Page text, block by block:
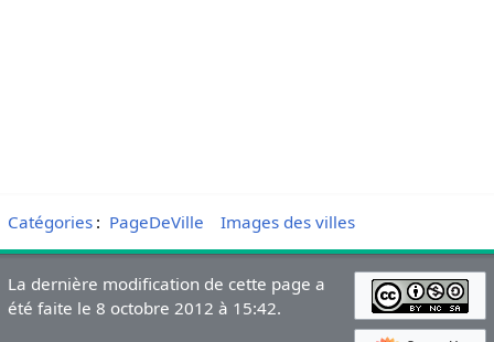
Catégories: PageDeVille Images des villes
La dernière modification de cette page a
été faite le 8 octobre 2012 à 15:42.